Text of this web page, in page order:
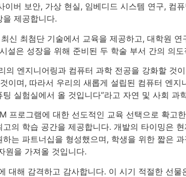
버 보안, 가상 현실, 임베디드 시스템 연구, 컴
제공합니다.
신 최첨단 기술에서 교육을 제공하고, 대학원
설은 성장을 위해 준비된 두 학술 부서 간의 의
의 엔지니어링과 컴퓨터 과학 전공을 강화할 것
이며, 따라서 우리의 새롭게 설립된 컴퓨터 엔
실험실에서 올 것입니다”라고 자연 및 사회 과
프로그램에 대한 선도적인 교육 선택으로 확고
의 학습 공간을 제공합니다. 개발의 타이밍은
는 파트너십을 형성했으며, 학생을 위한 짧은
원을 가져올 것입니다.
대해 감격하고 감사합니다. 이 시기 적절한 선